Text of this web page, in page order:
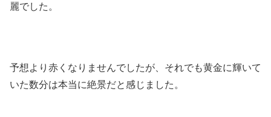
麗でした。
予想より赤くなりませんでしたが、それでも黄金に輝いて
いた数分は本当に絶景だと感じました。